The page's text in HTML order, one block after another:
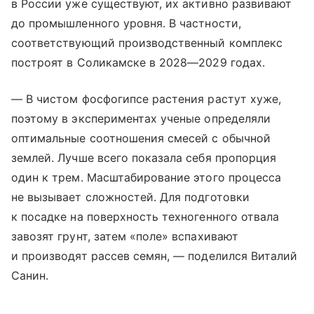
в России уже существуют, их активно развивают
до промышленного уровня. В частности,
соответствующий производственный комплекс
построят в Соликамске в 2028—2029 годах.
— В чистом фосфогипсе растения растут хуже,
поэтому в экспериментах ученые определяли
оптимальные соотношения смесей с обычной
землей. Лучше всего показала себя пропорция
один к трем. Масштабирование этого процесса
не вызывает сложностей. Для подготовки
к посадке на поверхность техногенного отвала
завозят грунт, затем «поле» вспахивают
и производят рассев семян, — поделился Виталий
Санин.